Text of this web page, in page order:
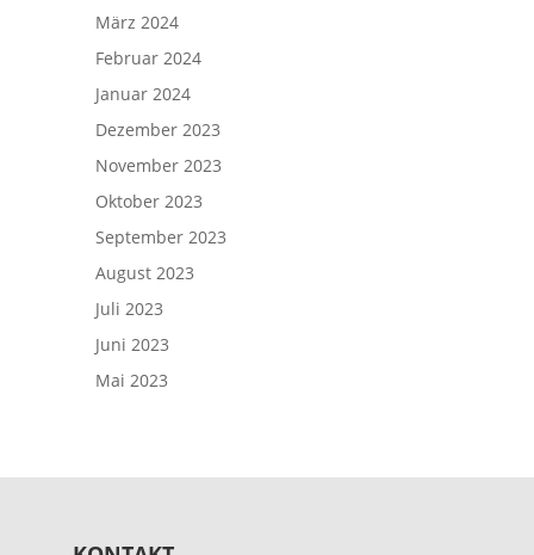
März 2024
Februar 2024
Januar 2024
Dezember 2023
November 2023
Oktober 2023
September 2023
August 2023
Juli 2023
Juni 2023
Mai 2023